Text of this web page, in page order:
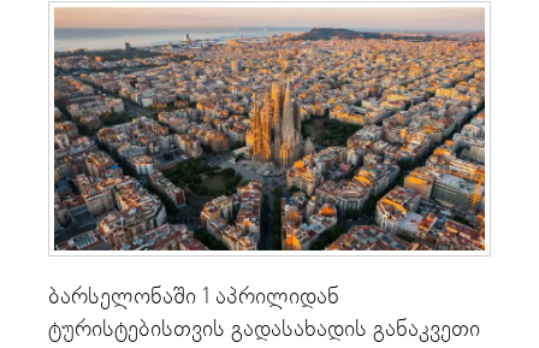
ბარსელონაში 1 აპრილიდან
ტურისტებისთვის გადასახადის განაკვეთი